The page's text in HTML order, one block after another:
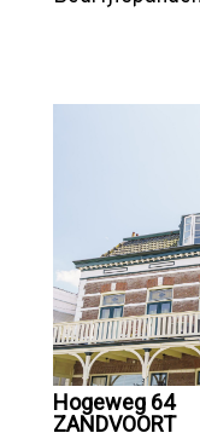
Hogeweg 64
ZANDVOORT